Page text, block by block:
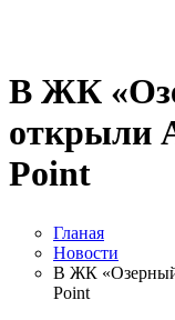
В ЖК
открыли
Point
Гланая
Новости
В ЖК «Озерный
Point